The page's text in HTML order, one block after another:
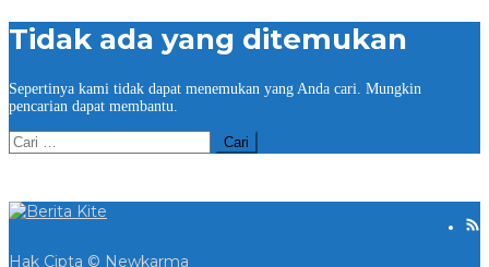
Tidak ada yang ditemukan
Sepertinya kami tidak dapat menemukan yang Anda cari. Mungkin
pencarian dapat membantu.
Cari
untuk:
Hak Cipta © Newkarma